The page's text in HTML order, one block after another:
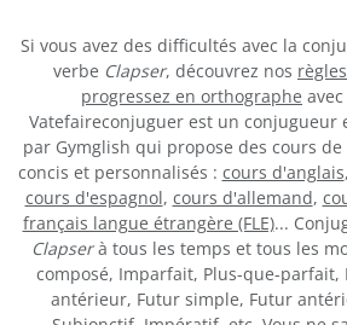
Si vous avez des difficultés avec la
verbe Clapser, découvrez nos
progressez en orthographe
Vatefaireconjuguer est un conjugueur
par Gymglish qui propose des cours
concis et personnalisés : cours d'anglais,
cours d'espagnol, cours d'allemand,
français langue étrangère (FLE)...
Clapserà tous les temps et tous les
composé, Imparfait, Plus-que-parfait,
antérieur, Futur simple, Futur